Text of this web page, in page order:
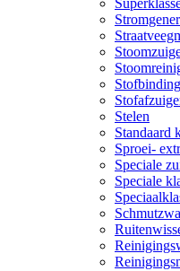
Stofbinding
Stelen
Standaard
Sproei-
Speciale
Speciale